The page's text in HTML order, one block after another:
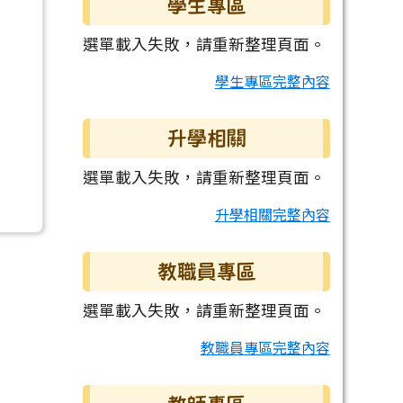
學生專區
選單載入失敗，請重新整理頁面。
學生專區完整內容
升學相關
選單載入失敗，請重新整理頁面。
升學相關完整內容
教職員專區
選單載入失敗，請重新整理頁面。
教職員專區完整內容